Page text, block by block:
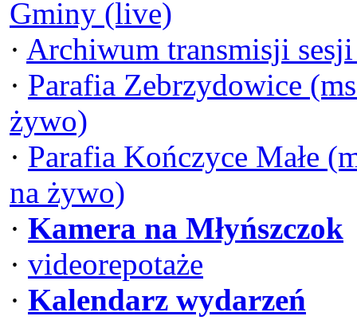
Gminy (live)
· Archiwum transmisji
· Parafia Zebrzydowice
żywo)
· Parafia Kończyce Małe
na żywo)
· Kamera na Młyńszczok
· videorepotaże
· Kalendarz wydarzeń